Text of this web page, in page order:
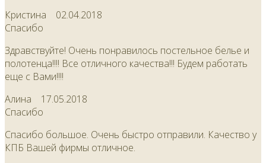
Кристина 02.04.2018
Спасибо
Здравствуйте! Очень понравилось постельное белье и
полотенца!!!! Все отличного качества!!! Будем работать
еще с Вами!!!!
Алина 17.05.2018
Спасибо
Спасибо большое. Очень быстро отправили. Качество у
КПБ Вашей фирмы отличное.